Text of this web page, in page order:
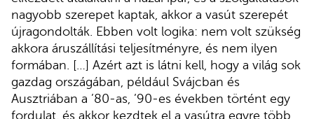
nagyobb szerepet kaptak, akkor a vasút szerepét
újragondolták. Ebben volt logika: nem volt szükség
akkora áruszállítási teljesítményre, és nem ilyen
formában. […] Azért azt is látni kell, hogy a világ sok
gazdag országában, például Svájcban és
Ausztriában a ’80-as, ’90-es években történt egy
fordulat, és akkor kezdtek el a vasútra egyre több